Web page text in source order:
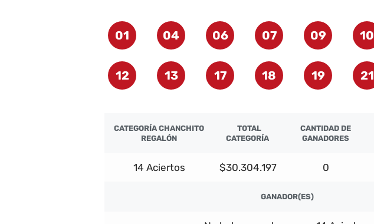
01 04 06 07 09 10
12 13 17 18 19 21
CATEGORÍA CHANCHITO
REGALÓN
TOTAL
CATEGORÍA
CANTIDAD DE
GANADORES
14 Aciertos $30.304.197 0
GANADOR(ES)